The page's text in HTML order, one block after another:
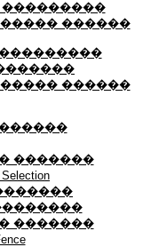
������
������
�������
�������